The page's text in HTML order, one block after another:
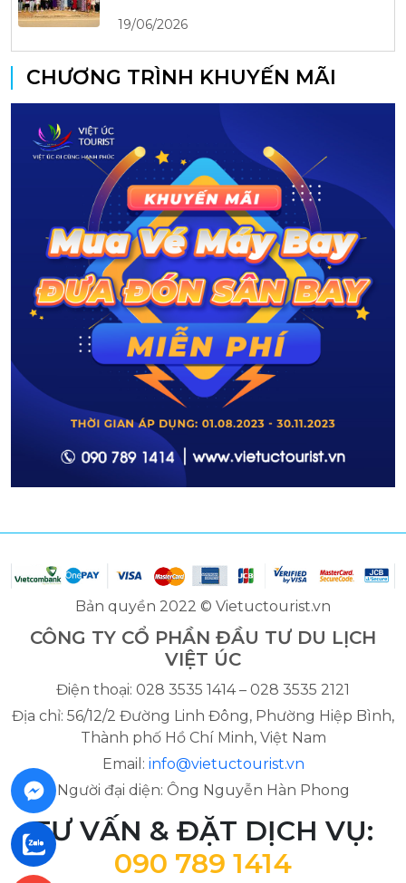
19/06/2026
CHƯƠNG TRÌNH KHUYẾN MÃI
Bản quyền 2022 © Vietuctourist.vn
CÔNG TY CỔ PHẦN ĐẦU TƯ DU LỊCH
VIỆT ÚC
Điện thoại: 028 3535 1414 – 028 3535 2121
Địa chỉ: 56/12/2 Đường Linh Đông, Phường Hiệp Bình,
Thành phố Hồ Chí Minh, Việt Nam
Email: info@vietuctourist.vn
Người đại diện: Ông Nguyễn Hàn Phong
TƯ VẤN & ĐẶT DỊCH VỤ:
090 789 1414